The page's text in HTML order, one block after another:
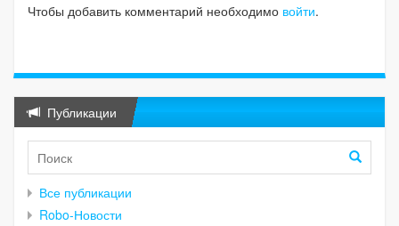
Чтобы добавить комментарий необходимо войти.
Публикации
Все публикации
Robo-Новости